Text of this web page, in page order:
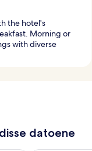
the hotel's
Morning or
with diverse
datoene